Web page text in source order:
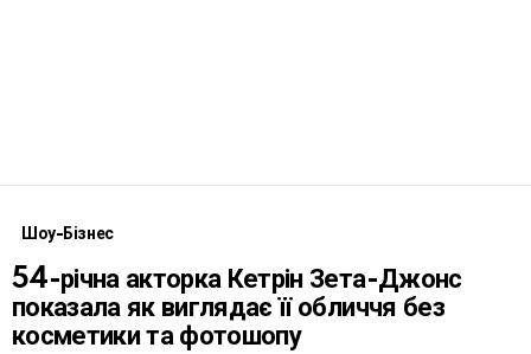
Шоу-Бізнес
54-річна акторка Кетрін Зета-Джонс
показала як виглядає її обличчя без
косметики та фотошопу